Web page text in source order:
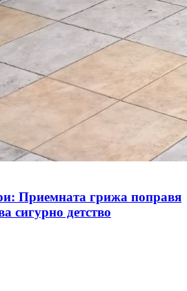
Приемната грижа поправя
сигурно детство